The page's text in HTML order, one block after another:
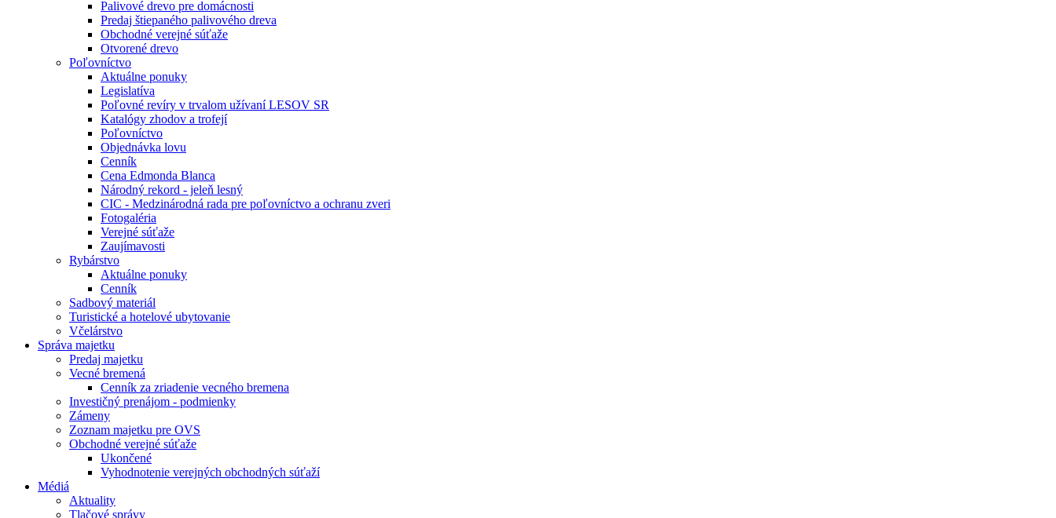
Palivové drevo pre domácnosti
Predaj štiepaného palivového dreva
Obchodné verejné súťaže
Otvorené drevo
Poľovníctvo
Aktuálne ponuky
Legislatíva
Poľovné revíry v trvalom užívaní LESOV SR
Katalógy zhodov a trofejí
Poľovníctvo
Objednávka lovu
Cenník
Cena Edmonda Blanca
Národný rekord - jeleň lesný
CIC - Medzinárodná rada pre poľovníctvo a ochranu zveri
Fotogaléria
Verejné súťaže
Zaujímavosti
Rybárstvo
Aktuálne ponuky
Cenník
Sadbový materiál
Turistické a hotelové ubytovanie
Včelárstvo
Správa majetku
Predaj majetku
Vecné bremená
Cenník za zriadenie vecného bremena
Investičný prenájom - podmienky
Zámeny
Zoznam majetku pre OVS
Obchodné verejné súťaže
Ukončené
Vyhodnotenie verejných obchodných súťaží
Médiá
Aktuality
Tlačové správy